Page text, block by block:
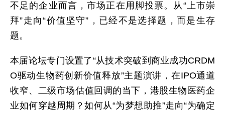
不足的企业而言，市场正在用脚投票。从“上市崇
拜”走向“价值坚守”，已经不是选择题，而是生存
题。
本届论坛专门设置了“从技术突破到商业成功CRDM
O驱动生物药创新价值释放”主题演讲，在IPO通道
收窄、二级市场估值回调的当下，港股生物医药企
业如何穿越周期？如何从“为梦想助推”走向“为确定